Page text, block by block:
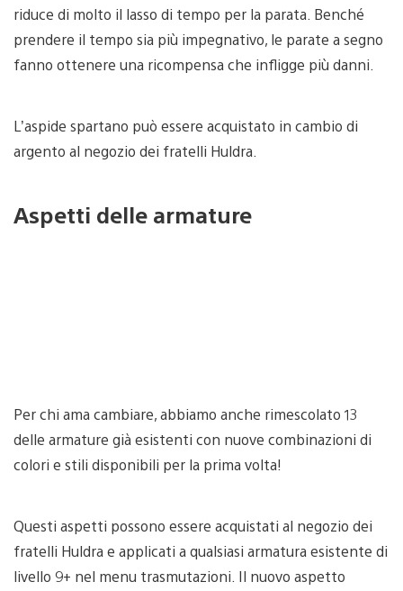
riduce di molto il lasso di tempo per la parata. Benché
prendere il tempo sia più impegnativo, le parate a segno
fanno ottenere una ricompensa che infligge più danni.
L’aspide spartano può essere acquistato in cambio di
argento al negozio dei fratelli Huldra.
Aspetti delle armature
Per chi ama cambiare, abbiamo anche rimescolato 13
delle armature già esistenti con nuove combinazioni di
colori e stili disponibili per la prima volta!
Questi aspetti possono essere acquistati al negozio dei
fratelli Huldra e applicati a qualsiasi armatura esistente di
livello 9+ nel menu trasmutazioni. Il nuovo aspetto